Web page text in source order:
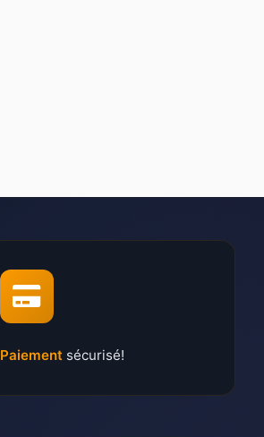
Paiement sécurisé!